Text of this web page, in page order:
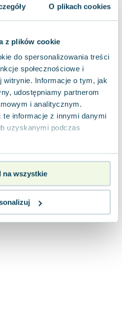
O plikach cookies
z plików cookie
do spersonalizowania treści
społecznościowe i
witrynie. Informacje o tym, jak
udostępniamy partnerom
i analitycznym.
te informacje z innymi danymi
uzyskanymi podczas
na wszystkie
0.0
10.08
Do koszyka